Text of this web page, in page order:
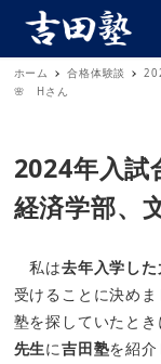
ホーム 合格体験談
🌸 Hさん
2024年入
経済学部、
私は去年入学し
受けることに決め
塾を探していたとき
先生に吉田塾を紹